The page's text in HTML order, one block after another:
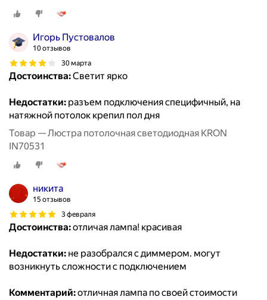
Игорь Пустовалов
10 отзывов
30 марта
Достоинства:Светит ярко
Недостатки: разъем подключения специфичный, на
натяжной потолок крепил пол дня
Товар — Люстра потолочная светодиодная KRON
IN70531
никита
15 отзывов
3 февраля
Достоинства:отличая лампа! красивая
Недостатки: не разобрался с диммером. могут
возникнуть сложности с подключением
Комментарий:отличная лампа по своей стоимости